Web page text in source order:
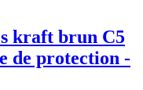
kraft brun C5
de protection -